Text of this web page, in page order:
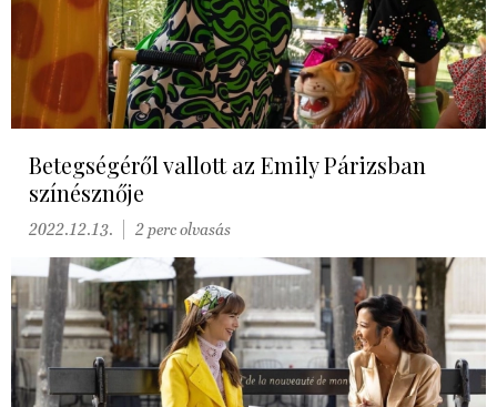
Betegségéről vallott az Emily Párizsban
színésznője
2022.12.13. 2 perc olvasás